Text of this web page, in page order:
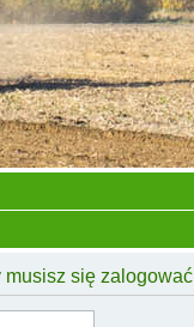
musisz się